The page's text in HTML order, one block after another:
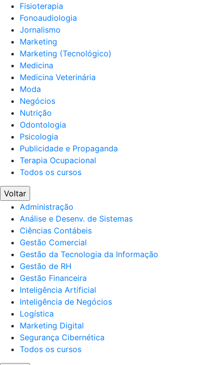
Fisioterapia
Fonoaudiologia
Jornalismo
Marketing
Marketing (Tecnológico)
Medicina
Medicina Veterinária
Moda
Negócios
Nutrição
Odontologia
Psicologia
Publicidade e Propaganda
Terapia Ocupacional
Todos os cursos
Voltar
Administração
Análise e Desenv. de Sistemas
Ciências Contábeis
Gestão Comercial
Gestão da Tecnologia da Informação
Gestão de RH
Gestão Financeira
Inteligência Artificial
Inteligência de Negócios
Logística
Marketing Digital
Segurança Cibernética
Todos os cursos